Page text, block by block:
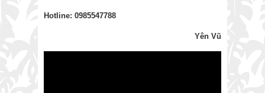
Hotline: 0985547788
Yên Vũ